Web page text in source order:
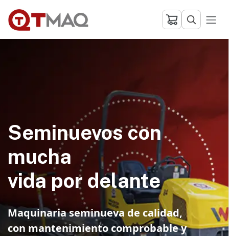
Seminuevos con
mucha
vida por delante
Maquinaria seminueva de calidad,
con mantenimiento comprobable y